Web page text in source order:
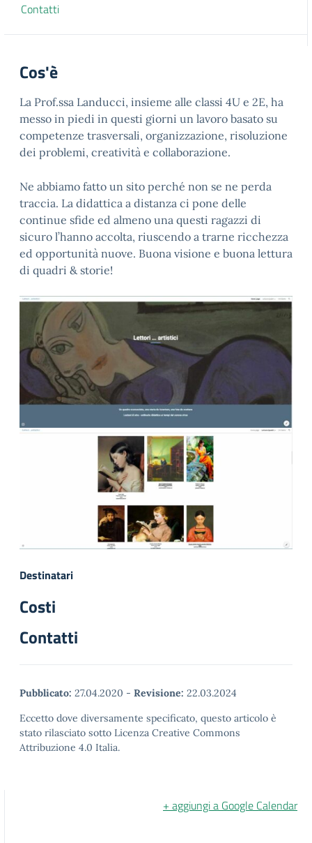
Contatti
Cos'è
La Prof.ssa Landucci, insieme alle classi 4U e 2E, ha
messo in piedi in questi giorni un lavoro basato su
competenze trasversali, organizzazione, risoluzione
dei problemi, creatività e collaborazione.
Ne abbiamo fatto un sito perché non se ne perda
traccia. La didattica a distanza ci pone delle
continue sfide ed almeno una questi ragazzi di
sicuro l’hanno accolta, riuscendo a trarne ricchezza
ed opportunità nuove. Buona visione e buona lettura
di quadri & storie!
Destinatari
Costi
Contatti
Pubblicato: 27.04.2020 - Revisione: 22.03.2024
Eccetto dove diversamente specificato, questo articolo è
stato rilasciato sotto Licenza Creative Commons
Attribuzione 4.0 Italia.
+ aggiungi a Google Calendar